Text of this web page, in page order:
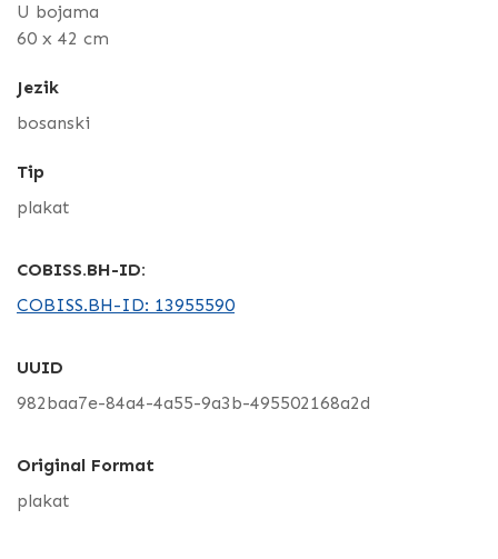
U bojama
60 x 42 cm
Jezik
bosanski
Tip
plakat
COBISS.BH-ID:
COBISS.BH-ID: 13955590
UUID
982baa7e-84a4-4a55-9a3b-495502168a2d
Original Format
plakat